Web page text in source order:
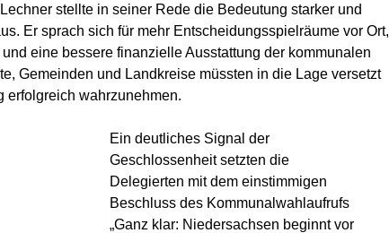
stellte in seiner Rede die Bedeutung starker und
Er sprach sich für mehr Entscheidungsspielräume vor Ort,
eine bessere finanzielle Ausstattung der kommunalen
Gemeinden und Landkreise müssten in die Lage versetzt
erfolgreich wahrzunehmen.
Ein deutliches Signal der
Geschlossenheit setzten die
Delegierten mit dem einstimmigen
Beschluss des Kommunalwahlaufrufs
„Ganz klar: Niedersachsen beginnt vor